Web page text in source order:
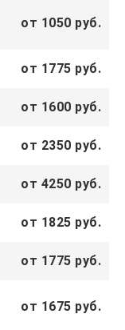
от 1050 руб.
от 1775 руб.
от 1600 руб.
от 2350 руб.
от 4250 руб.
от 1825 руб.
от 1775 руб.
от 1675 руб.